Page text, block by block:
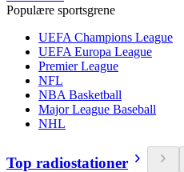
Populære sportsgrene
UEFA Champions League
UEFA Europa League
Premier League
NFL
NBA Basketball
Major League Baseball
NHL
Top radiostationer